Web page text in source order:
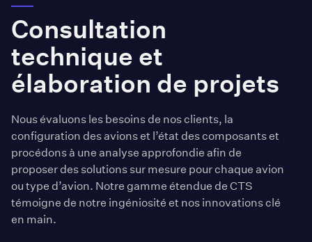
Consultation
technique et
élaboration de projets
Nous évaluons les besoins de nos clients, la
configuration des avions et l’état des composants et
procédons à une analyse approfondie afin de
proposer des solutions sur mesure pour chaque avion
ou type d’avion. Notre gamme étendue de CTS
témoigne de notre ingéniosité et nos innovations clé
en main.